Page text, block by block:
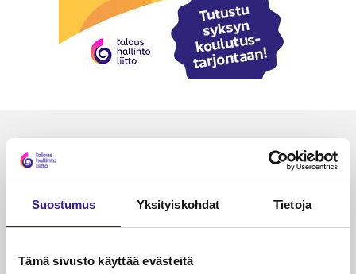
Suostumus Yksityiskohdat Tietoja
Tämä sivusto käyttää evästeitä
Luetuimmat
VEROTUS
Kulu­veloitukset arvon­lisä­
verotuksessa – omien kulujen
veloitus ja läpi­laskutus